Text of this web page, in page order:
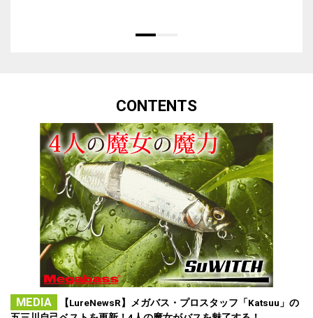
CONTENTS
MEDIA
【LureNewsR】メガバス・プロスタッフ「Katsuu」の